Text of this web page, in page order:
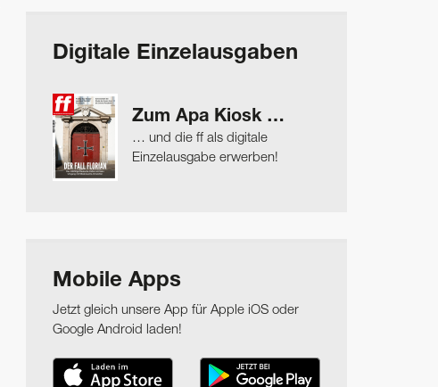
Digitale Einzelausgaben
Zum Apa Kiosk …
… und die ff als digitale
Einzelausgabe erwerben!
Mobile Apps
Jetzt gleich unsere App für Apple iOS oder
Google Android laden!